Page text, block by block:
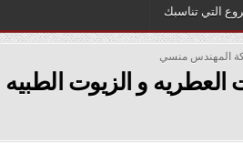
التي تناسبك